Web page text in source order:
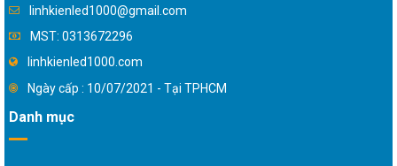
linhkienled1000@gmail.com
MST: 0313672296
linhkienled1000.com
Ngày cấp : 10/07/2021 - Tại TPHCM
Danh mục